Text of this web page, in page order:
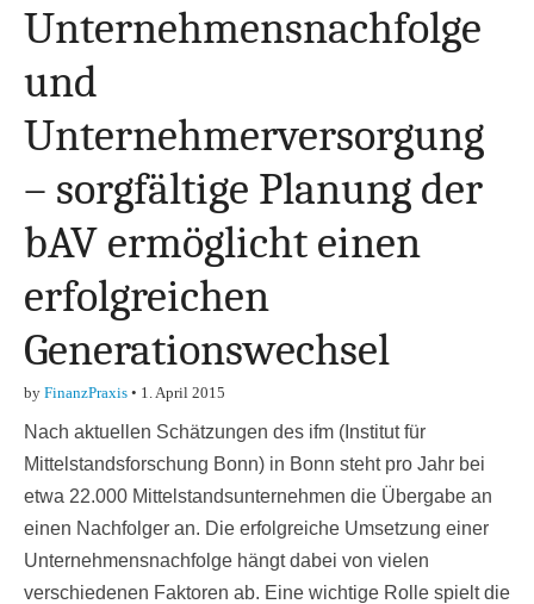
Unternehmensnachfolge
und
Unternehmerversorgung
– sorgfältige Planung der
bAV ermöglicht einen
erfolgreichen
Generationswechsel
by FinanzPraxis • 1. April 2015
Nach aktuellen Schätzungen des ifm (Institut für
Mittelstandsforschung Bonn) in Bonn steht pro Jahr bei
etwa 22.000 Mittelstandsunternehmen die Übergabe an
einen Nachfolger an. Die erfolgreiche Umsetzung einer
Unternehmensnachfolge hängt dabei von vielen
verschiedenen Faktoren ab. Eine wichtige Rolle spielt die